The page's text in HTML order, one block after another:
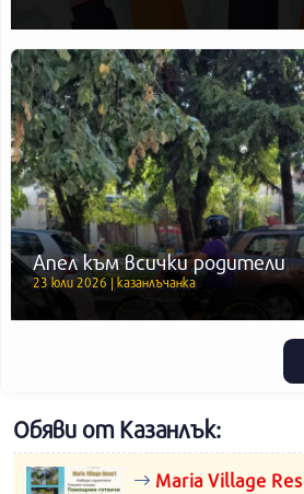
Апел към всички родители
23 юли 2026 | казанлъчанка
Обяви от Казанлък:
Maria Village